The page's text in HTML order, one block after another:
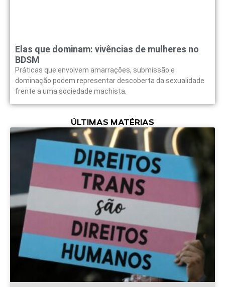
Elas que dominam: vivências de mulheres no
BDSM
Práticas que envolvem amarrações, submissão e
dominação podem representar descoberta da sexualidade
frente a uma sociedade machista.
ÚLTIMAS MATÉRIAS